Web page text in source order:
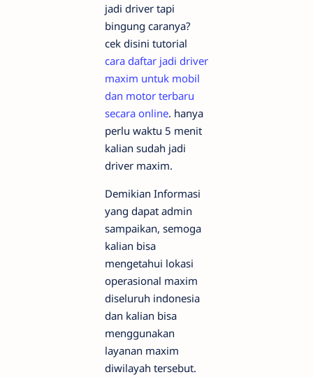
jadi driver tapi
bingung caranya?
cek disini tutorial
cara daftar jadi driver
maxim untuk mobil
dan motor terbaru
secara online. hanya
perlu waktu 5 menit
kalian sudah jadi
driver maxim.
Demikian Informasi
yang dapat admin
sampaikan, semoga
kalian bisa
mengetahui lokasi
operasional maxim
diseluruh indonesia
dan kalian bisa
menggunakan
layanan maxim
diwilayah tersebut.